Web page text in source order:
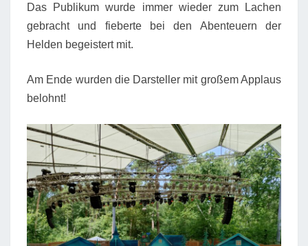
Das Publikum wurde immer wieder zum Lachen
gebracht und fieberte bei den Abenteuern der
Helden begeistert mit.
Am Ende wurden die Darsteller mit großem Applaus
belohnt!